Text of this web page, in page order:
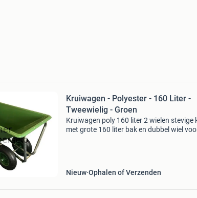
Kruiwagen - Polyester - 160 Liter -
Tweewielig - Groen
Kruiwagen poly 160 liter 2 wielen stevige
met grote 160 liter bak en dubbel wiel
Nieuw Ophalen of Verzenden